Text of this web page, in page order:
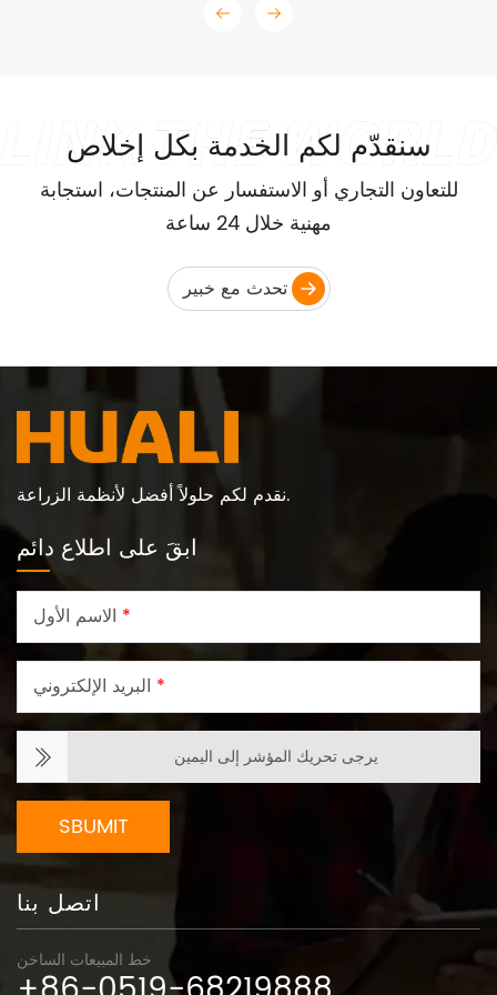
سنقدّم لكم الخدمة بكل إخلاص
للتعاون التجاري أو الاستفسار عن المنتجات، استجابة
مهنية خلال 24 ساعة
تحدث مع خبير
نقدم لكم حلولاً أفضل لأنظمة الزراعة.
ابقَ على اطلاع دائم
*
*
يرجى تحريك المؤشر إلى اليمين
SBUMIT
اتصل بنا
خط المبيعات الساخن